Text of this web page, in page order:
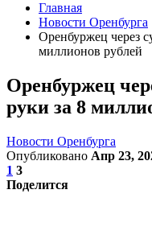
Главная
Новости Оренбурга
Оренбуржец через
миллионов рублей
Оренбуржец
руки за 8
Новости Оренбурга
Опубликовано Апр 23,
1 3
Поделится